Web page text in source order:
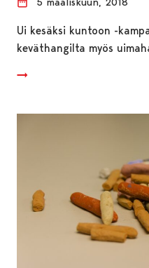
Ui kesäksi kuntoon -
keväthangilta myös